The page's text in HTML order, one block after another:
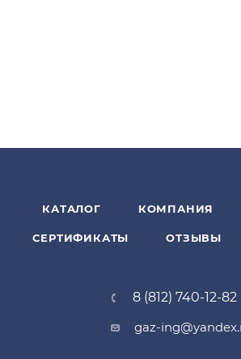
КАТАЛОГ КОМПАНИЯ
СЕРТИФИКАТЫ ОТЗЫВЫ
8 (812) 740-12-82
gaz-